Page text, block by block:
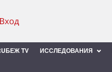
TV ИССЛЕДОВАНИЯ